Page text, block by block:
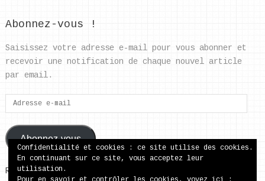
Abonnez-vous !
Saisissez votre adresse e-mail pour vous abonner et
recevoir une notification de chaque nouvel article
par email.
Adresse
e-
mail
Abonnez-vous
Rejoignez les 37 autres abonnés
Confidentialité et cookies : ce site utilise des cookies.
En continuant sur ce site, vous acceptez leur
utilisation.